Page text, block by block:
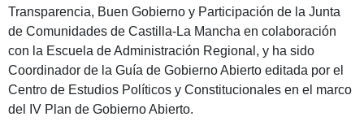
Transparencia, Buen Gobierno y Participación de la Junta
de Comunidades de Castilla-La Mancha en colaboración
con la Escuela de Administración Regional, y ha sido
Coordinador de la Guía de Gobierno Abierto editada por el
Centro de Estudios Políticos y Constitucionales en el marco
del IV Plan de Gobierno Abierto.